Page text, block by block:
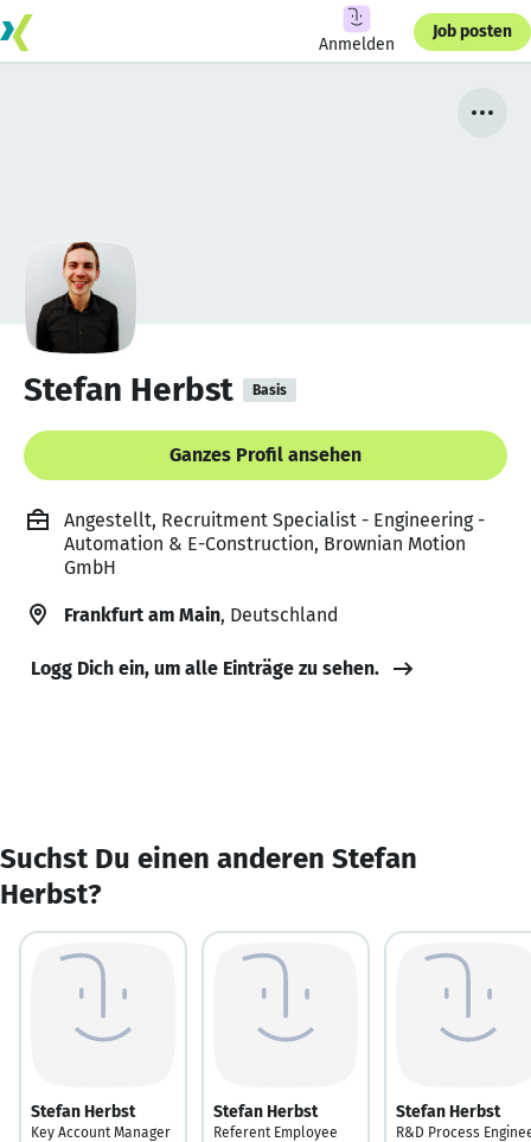
Anmelden
Job posten
Stefan Herbst Basis
Ganzes Profil ansehen
Angestellt, Recruitment Specialist - Engineering -
Automation & E-Construction, Brownian Motion
GmbH
Frankfurt am Main, Deutschland
Logg Dich ein, um alle Einträge zu sehen.
Suchst Du einen anderen Stefan
Herbst?
Stefan Herbst
Key Account Manager
Stefan Herbst
Referent Employee
Stefan Herbst
R&D Process